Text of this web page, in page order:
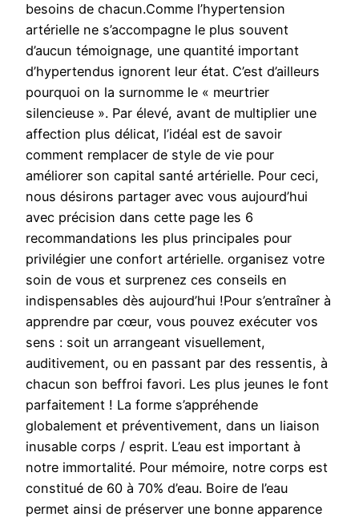
besoins de chacun.Comme l’hypertension
artérielle ne s’accompagne le plus souvent
d’aucun témoignage, une quantité important
d’hypertendus ignorent leur état. C’est d’ailleurs
pourquoi on la surnomme le « meurtrier
silencieuse ». Par élevé, avant de multiplier une
affection plus délicat, l’idéal est de savoir
comment remplacer de style de vie pour
améliorer son capital santé artérielle. Pour ceci,
nous désirons partager avec vous aujourd’hui
avec précision dans cette page les 6
recommandations les plus principales pour
privilégier une confort artérielle. organisez votre
soin de vous et surprenez ces conseils en
indispensables dès aujourd’hui !Pour s’entraîner à
apprendre par cœur, vous pouvez exécuter vos
sens : soit un arrangeant visuellement,
auditivement, ou en passant par des ressentis, à
chacun son beffroi favori. Les plus jeunes le font
parfaitement ! La forme s’appréhende
globalement et préventivement, dans un liaison
inusable corps / esprit. L’eau est important à
notre immortalité. Pour mémoire, notre corps est
constitué de 60 à 70% d’eau. Boire de l’eau
permet ainsi de préserver une bonne apparence